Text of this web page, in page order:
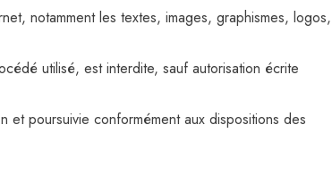
notamment les textes, images, graphismes, logos,
utilisé, est interdite, sauf autorisation écrite
et poursuivie conformément aux dispositions des